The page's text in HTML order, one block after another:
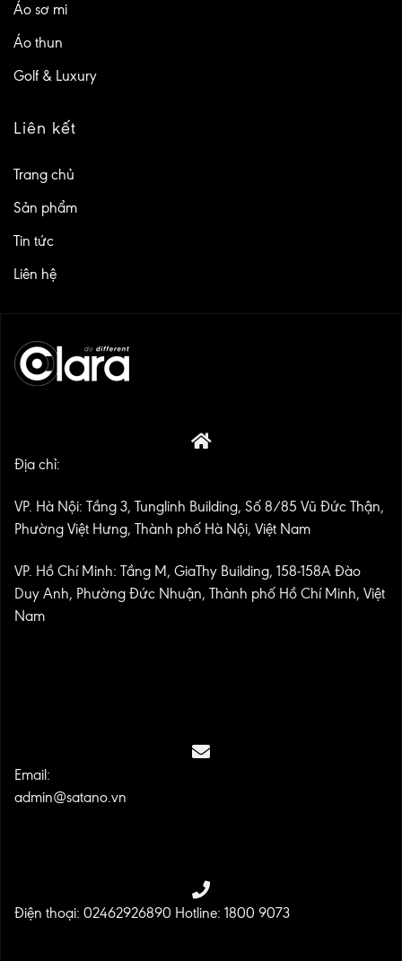
Áo sơ mi
Áo thun
Golf & Luxury
Liên kết
Trang chủ
Sản phẩm
Tin tức
Liên hệ
Địa chỉ:
VP. Hà Nội: Tầng 3, Tunglinh Building, Số 8/85 Vũ Đức Thận,
Phường Việt Hưng, Thành phố Hà Nội, Việt Nam
VP. Hồ Chí Minh: Tầng M, GiaThy Building, 158-158A Đào
Duy Anh, Phường Đức Nhuận, Thành phố Hồ Chí Minh, Việt
Nam
Email:
admin@satano.vn
Điện thoại: 02462926890 Hotline: 1800 9073